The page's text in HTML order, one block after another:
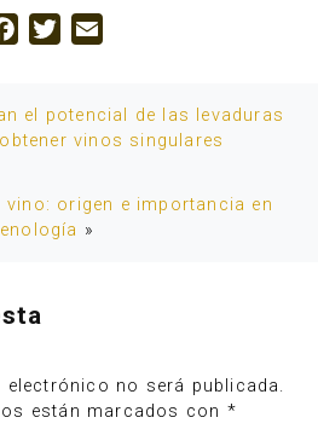
Facebook
Twitter
el potencial de las levaduras
vinos singulares
origen e importancia en
enología »
no será publicada.
están marcados con *